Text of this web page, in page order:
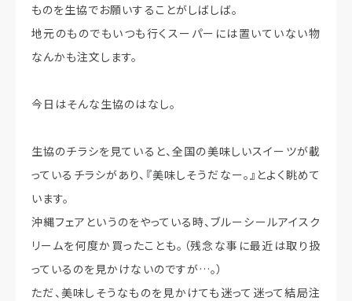
ものを生協でお願いすることがしばしば。
地元のものでもいつも行くスーパーには置いていない物
なんかも注文します。
今日はそんな生協のはなし。
生協のチラシを見ていると、全国の美味しいスイーツが載
っているチラシがあり、『美味しそうだなー。』とよく眺めて
います。
沖縄フェアというのをやっている時、ブルーシールアイスク
リームを何度か買ったことも。（残念な事に最近は取り扱
っているのを見かけないのですが…。）
ただ、美味しそうなものを見かけても迷って迷って結局注